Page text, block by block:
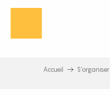
Aller
principal
Accueil S’organiser